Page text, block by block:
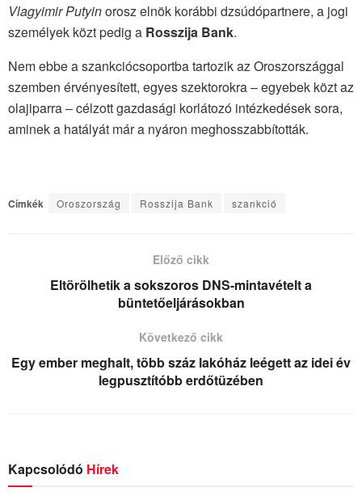
Vlagyimir Putyinorosz elnök korábbi dzsúdópartnere, a jogi
személyek közt pedig a Rosszija Bank.
Nem ebbe a szankciócsoportba tartozik az Oroszországgal
szemben érvényesített, egyes szektorokra – egyebek közt az
olajiparra – célzott gazdasági korlátozó intézkedések sora,
aminek a hatályát már a nyáron meghosszabbították.
Címkék Oroszország Rosszija Bank szankció
Előző cikk
Eltörölhetik a sokszoros DNS-mintavételt a
büntetőeljárásokban
Következő cikk
Egy ember meghalt, több száz lakóház leégett az idei év
legpusztítóbb erdőtüzében
Kapcsolódó Hírek